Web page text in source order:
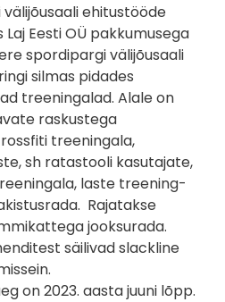
ehitustööde
Eesti OÜ pakkumusega
spordipargi välijõusaali
silmas pidades
treeningalad. Alale on
raskustega
treeningala,
sh ratastooli kasutajate,
laste treening-
Rajatakse
jooksurada.
säilivad slackline
on 2023. aasta juuni lõpp.